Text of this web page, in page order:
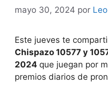
mayo 30, 2024 por
Este jueves te
Chispazo 10577 y
2024 que juegan por
premios diarios de